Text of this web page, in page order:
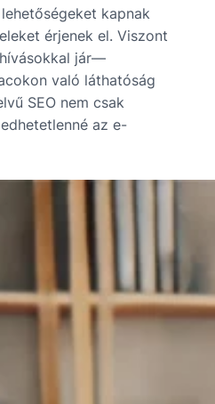
kapnak
érjenek el. Viszont
jár—
való láthatóság
SEO nem csak
az e-